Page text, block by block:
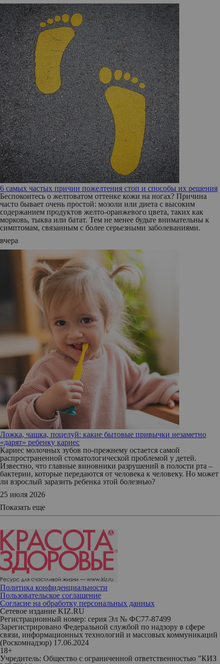
6 самых частых причин пожелтения стоп и способы их решения
Беспокоитесь о желтоватом оттенке кожи на ногах? Причина
часто бывает очень простой: мозоли или диета с высоким
содержанием продуктов желто-оранжевого цвета, таких как
морковь, тыква или батат. Тем не менее будьте внимательны к
симптомам, связанным с более серьезными заболеваниями.
вчера
Ложка, чашка, поцелуй: какие бытовые привычки незаметно
«дарят» ребенку кариес
Кариес молочных зубов по-прежнему остается самой
распространенной стоматологической проблемой у детей.
Известно, что главные виновники разрушений в полости рта –
бактерии, которые передаются от человека к человеку. Но может
ли взрослый заразить ребенка этой болезнью?
25 июля 2026
Показать еще
Политика конфиденциальности
Пользовательское соглашение
Согласие на обработку персональных данных
Сетевое издание KIZ.RU
Регистрационный номер: серия Эл № ФС77-87499
Зарегистрировано Федеральной службой по надзору в сфере
связи, информационных технологий и массовых коммуникаций
(Роскомнадзор) 17.06.2024
18+
Учредитель: Общество с ограниченной ответственностью "КИЗ